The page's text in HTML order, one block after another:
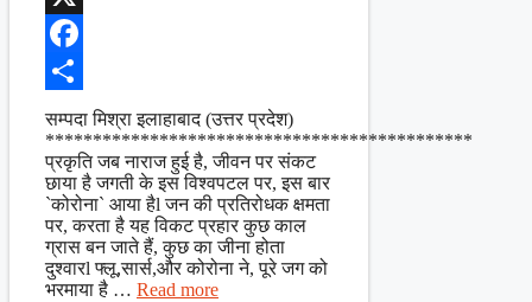
X
Facebook
सम्पदा मिश्रा इलाहाबाद (उत्तर प्रदेश)
*********************************************
प्रकृति जब नाराज हुई है, जीवन पर संकट
छाया है जगती के इस विश्वपटल पर, इस बार
`कोरोना` आया हैl जन की प्रतिरोधक क्षमता
पर, करता है यह विकट प्रहार कुछ काल
ग्रास बन जाते हैं, कुछ का जीना होता
दुश्वारl फ्लू,सार्स,और कोरोना ने, पूरे जग को
भरमाया है … Read more